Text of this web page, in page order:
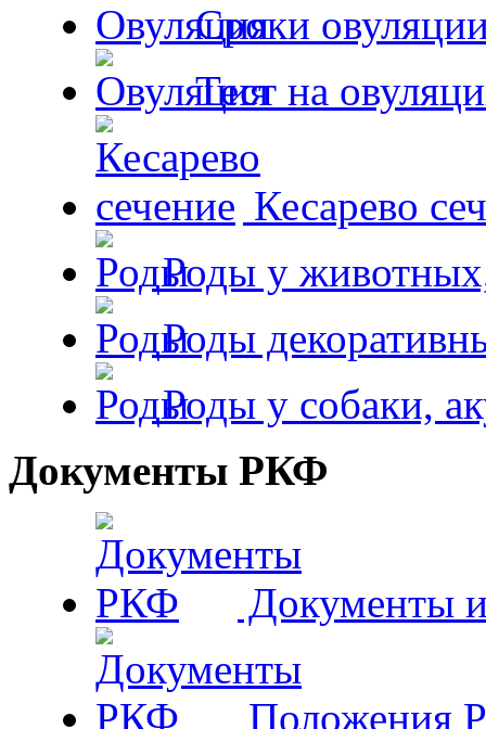
Сроки
Тест на
Кесарево
Роды у
Роды
Роды у собаки,
Документы РКФ
Документы
Положения